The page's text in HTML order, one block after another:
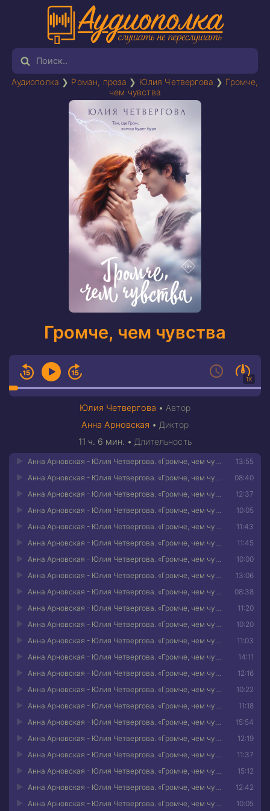
Аудиополка ❯ Роман, проза ❯ Юлия Четвергова ❯ Громче,
чем чувства
Громче, чем чувства
1X
Юлия Четвергова •Автор
Анна Арновская •Диктор
11 ч. 6 мин. •Длительность
13:55
Анна Арновская - Юлия Четвергова. «Громче, чем чувства». Часть 1
08:40
Анна Арновская - Юлия Четвергова. «Громче, чем чувства». Часть 2
12:37
Анна Арновская - Юлия Четвергова. «Громче, чем чувства». Часть 3
10:05
Анна Арновская - Юлия Четвергова. «Громче, чем чувства». Часть 4
11:43
Анна Арновская - Юлия Четвергова. «Громче, чем чувства». Часть 5
11:45
Анна Арновская - Юлия Четвергова. «Громче, чем чувства». Часть 6
10:00
Анна Арновская - Юлия Четвергова. «Громче, чем чувства». Часть 7
13:06
Анна Арновская - Юлия Четвергова. «Громче, чем чувства». Часть 8
08:38
Анна Арновская - Юлия Четвергова. «Громче, чем чувства». Часть 9
11:20
Анна Арновская - Юлия Четвергова. «Громче, чем чувства». Часть 10
10:20
Анна Арновская - Юлия Четвергова. «Громче, чем чувства». Часть 11
11:03
Анна Арновская - Юлия Четвергова. «Громче, чем чувства». Часть 12
14:11
Анна Арновская - Юлия Четвергова. «Громче, чем чувства». Часть 13
12:16
Анна Арновская - Юлия Четвергова. «Громче, чем чувства». Часть 14
10:22
Анна Арновская - Юлия Четвергова. «Громче, чем чувства». Часть 15
11:18
Анна Арновская - Юлия Четвергова. «Громче, чем чувства». Часть 16
15:54
Анна Арновская - Юлия Четвергова. «Громче, чем чувства». Часть 17
12:19
Анна Арновская - Юлия Четвергова. «Громче, чем чувства». Часть 18
11:37
Анна Арновская - Юлия Четвергова. «Громче, чем чувства». Часть 19
15:12
Анна Арновская - Юлия Четвергова. «Громче, чем чувства». Часть 20
12:42
Анна Арновская - Юлия Четвергова. «Громче, чем чувства». Часть 21
10:05
Анна Арновская - Юлия Четвергова. «Громче, чем чувства». Часть 22